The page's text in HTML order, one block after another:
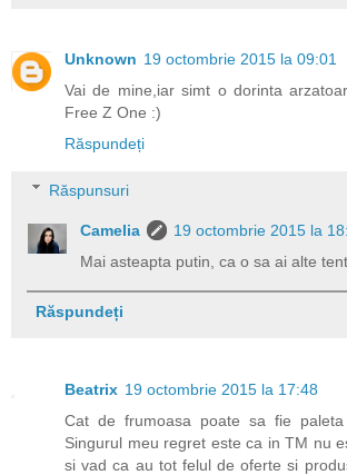
Unknown 19 octombrie 2015 la 09:01
Vai de mine,iar simt o dorinta
Free Z One :)
Răspundeți
Răspunsuri
Camelia
19 octombrie 2015 la
Mai asteapta putin, ca o sa ai alte
Răspundeți
Beatrix 19 octombrie 2015 la 17:48
Cat de frumoasa poate sa fie
Singurul meu regret este ca in TM nu
si vad ca au tot felul de oferte si